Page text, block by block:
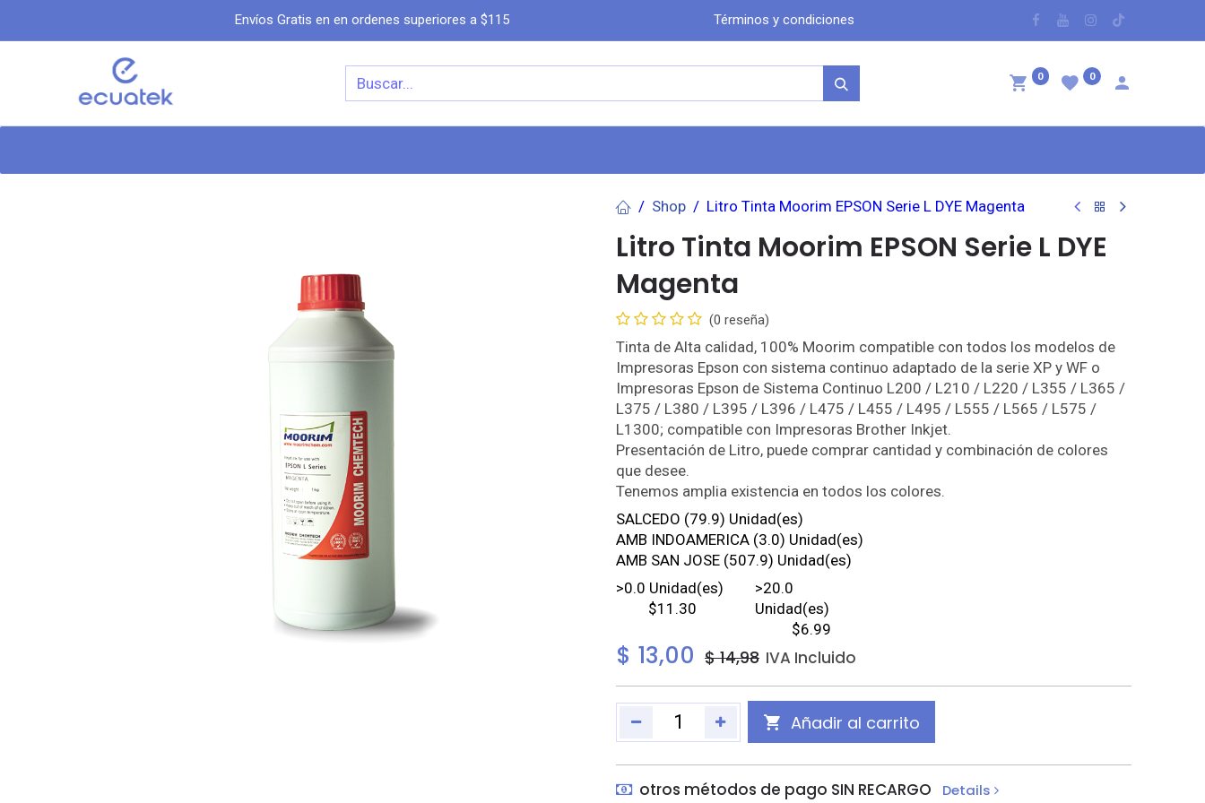
Envíos Gratis en en ordenes superiores a $115 Términos y condicio​nes
0 0
Shop Litro Tinta Moorim EPSON Serie L DYE Magenta
Litro Tinta Moorim EPSON Serie L DYE
Magenta
(0 reseña)
Tinta de Alta calidad, 100% Moorim compatible con todos los modelos de
Impresoras Epson con sistema continuo adaptado de la serie XP y WF o
Impresoras Epson de Sistema Continuo L200 / L210 / L220 / L355 / L365 /
L375 / L380 / L395 / L396 / L475 / L455 / L495 / L555 / L565 / L575 /
L1300; compatible con Impresoras Brother Inkjet.
Presentación de Litro, puede comprar cantidad y combinación de colores
que desee.
Tenemos amplia existencia en todos los colores.
SALCEDO (79.9) Unidad(es)
AMB INDOAMERICA (3.0) Unidad(es)
AMB SAN JOSE (507.9) Unidad(es)
>0.0 Unidad(es)
$11.30
>20.0
Unidad(es)
$6.99
$ 13,00 $14,98 IVA Incluido
Añadir al carrito
otros métodos de pago SIN RECARGO Details